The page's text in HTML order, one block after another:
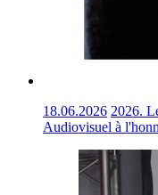
18.06.2026 2026.
Audiovisuel à